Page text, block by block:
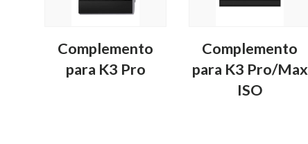
Complemento
para K3 Pro
Complemento
para K3 Pro/Max
ISO